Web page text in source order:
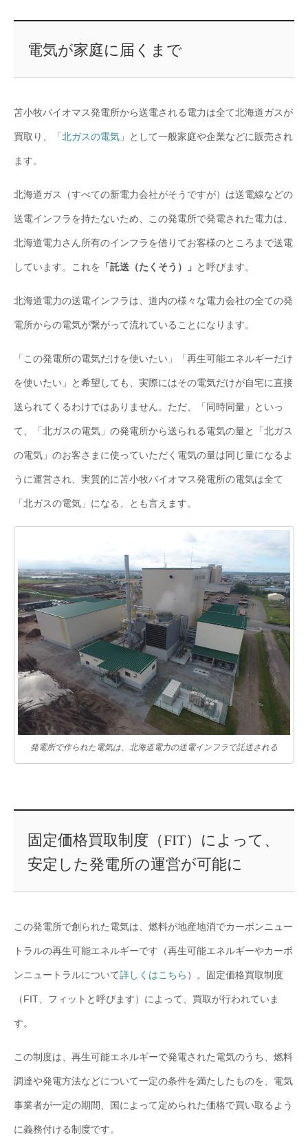
電気が家庭に届くまで
苫小牧バイオマス発電所から送電される電力は全て北海道ガスが
買取り、「 北ガスの電気 」として一般家庭や企業などに販売され
ます。
北海道ガス（すべての新電力会社がそうですが）は送電線などの
送電インフラを持たないため、この発電所で発電された電力は、
北海道電力さん所有のインフラを借りてお客様のところまで送電
しています。これを 「託送（たくそう）」 と呼びます。
北海道電力の送電インフラは、道内の様々な電力会社の全ての発
電所からの電気が繋がって流れていることになります。
「この発電所の電気だけを使いたい」「再生可能エネルギーだけ
を使いたい」と希望しても、実際にはその電気だけが自宅に直接
送られてくるわけではありません。ただ、「同時同量」といっ
て、「北ガスの電気」の発電所から送られる電気の量と「北ガス
の電気」のお客さまに使っていただく電気の量は同じ量になるよ
うに運営され、実質的に苫小牧バイオマス発電所の電気は全て
「北ガスの電気」になる、とも言えます。
発電所で作られた電気は、北海道電力の送電インフラで託送される
固定価格買取制度（FIT）によって、
安定した発電所の運営が可能に
この発電所で創られた電気は、燃料が地産地消でカーボンニュー
トラルの再生可能エネルギーです（再生可能エネルギーやカーボ
ンニュートラルについて詳しくはこちら ）。固定価格買取制度
（FIT、フィットと呼びます）によって、買取が行われていま
す。
この制度は、再生可能エネルギーで発電された電気のうち、燃料
調達や発電方法などについて一定の条件を満たしたものを、電気
事業者が一定の期間、国によって定められた価格で買い取るよう
に義務付ける制度です。